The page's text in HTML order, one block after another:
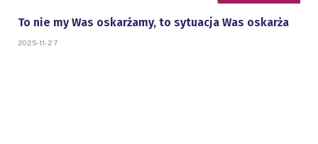
To nie my Was oskarżamy, to sytuacja Was oskarża
2025-11-27